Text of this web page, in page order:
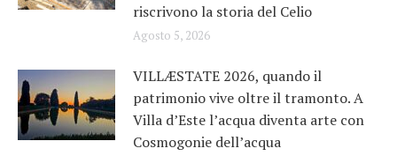
riscrivono la storia del Celio
Agosto 5, 2026
VILLÆSTATE 2026, quando il
patrimonio vive oltre il tramonto. A
Villa d’Este l’acqua diventa arte con
Cosmogonie dell’acqua